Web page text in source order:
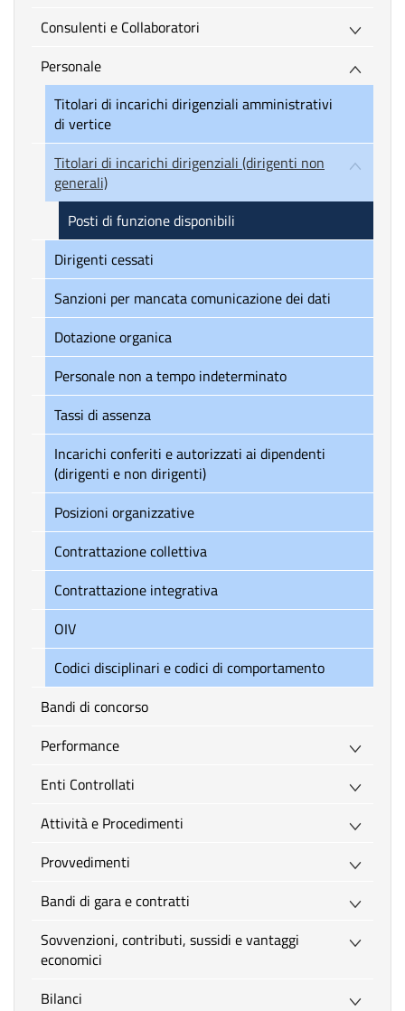
Consulenti e Collaboratori
Personale
Titolari di incarichi dirigenziali amministrativi
di vertice
Titolari di incarichi dirigenziali (dirigenti non
generali)
Posti di funzione disponibili
Dirigenti cessati
Sanzioni per mancata comunicazione dei dati
Dotazione organica
Personale non a tempo indeterminato
Tassi di assenza
Incarichi conferiti e autorizzati ai dipendenti
(dirigenti e non dirigenti)
Posizioni organizzative
Contrattazione collettiva
Contrattazione integrativa
OIV
Codici disciplinari e codici di comportamento
Bandi di concorso
Performance
Enti Controllati
Attività e Procedimenti
Provvedimenti
Bandi di gara e contratti
Sovvenzioni, contributi, sussidi e vantaggi
economici
Bilanci